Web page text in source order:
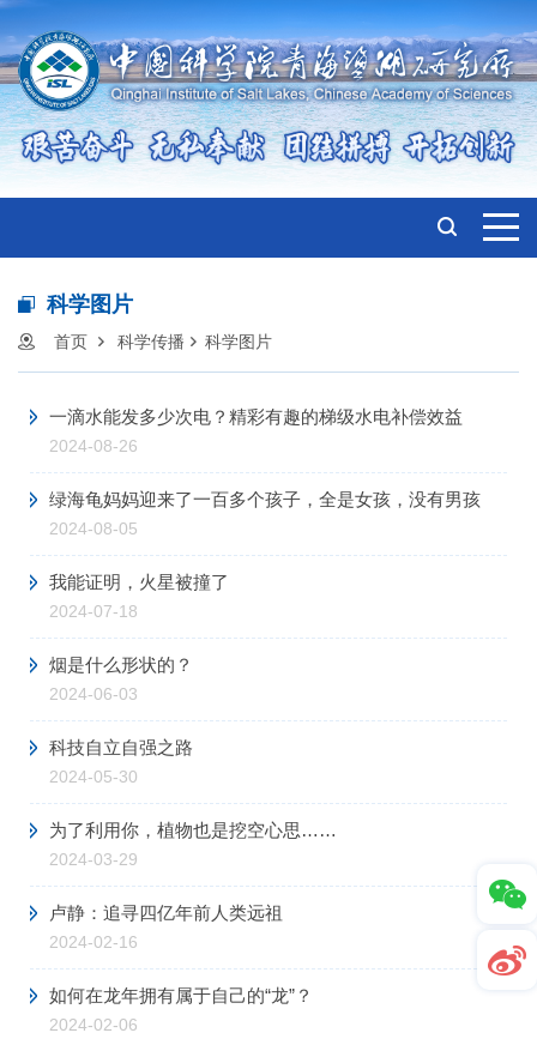
科学图片
首页 科学传播 科学图片
一滴水能发多少次电？精彩有趣的梯级水电补偿效益
2024-08-26
绿海龟妈妈迎来了一百多个孩子，全是女孩，没有男孩
2024-08-05
我能证明，火星被撞了
2024-07-18
烟是什么形状的？
2024-06-03
科技自立自强之路
2024-05-30
为了利用你，植物也是挖空心思……
2024-03-29
卢静：追寻四亿年前人类远祖
2024-02-16
如何在龙年拥有属于自己的“龙”？
2024-02-06